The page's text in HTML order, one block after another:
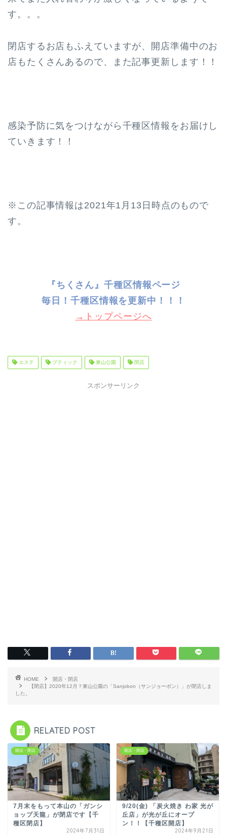
す。。。
閉店するお店もふえていますが、開店準備中のお
店もたくさんあるので、また記事更新します！！
感染予防に気をつけながら千種区情報をお届けし
ていきます！！
※この記事情報は2021年1月13日時点のもので
す。
『ちくさん』千種区情報ページ
毎日！千種 区情報を更新中！！！
→トップページへ
エステ ブティック 東山公園 閉店
スポンサーリンク
HOME
開店・閉店
【閉店】2020年12月？東山公園の「Sanjobon（サンジョーボン）」が閉店しま
した。
RELATED POST
開店・閉店
7月末をもって本山の「ガンシ
ョップ天龍」が閉店です【千
種区閉店】
2024年7月31日
開店・閉店
9/20(金) 「炭火焼き わ家 光が
丘店」が光が丘にオープ
ン！！【千種区開店】
2024年9月21日